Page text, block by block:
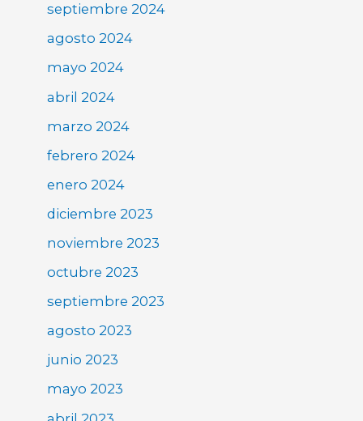
septiembre 2024
agosto 2024
mayo 2024
abril 2024
marzo 2024
febrero 2024
enero 2024
diciembre 2023
noviembre 2023
octubre 2023
septiembre 2023
agosto 2023
junio 2023
mayo 2023